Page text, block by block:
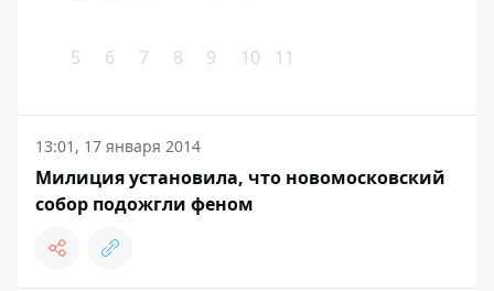
5 6 7 8 9 10 11
13:01, 17 января 2014
Милиция установила, что новомосковский
собор подожгли феном